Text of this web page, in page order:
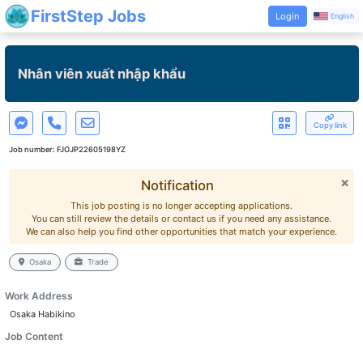
FirstStep Jobs Login English
Nhân viên xuất nhập khẩu
Copy link
Job number: FJOJP22605198YZ
×
Notification
This job posting is no longer accepting applications.
You can still review the details or contact us if you need any assistance.
We can also help you find other opportunities that match your experience.
Osaka Trade
Work Address
Osaka Habikino
Job Content